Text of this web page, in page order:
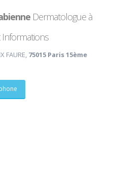
Dermatologue à
Informations
FAURE, 75015 Paris 15ème